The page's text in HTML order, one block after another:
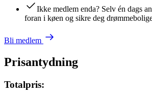
Ikke medlem enda? Selv én dags
foran i køen og sikre deg
Bli medlem
Prisantydning
Totalpris: